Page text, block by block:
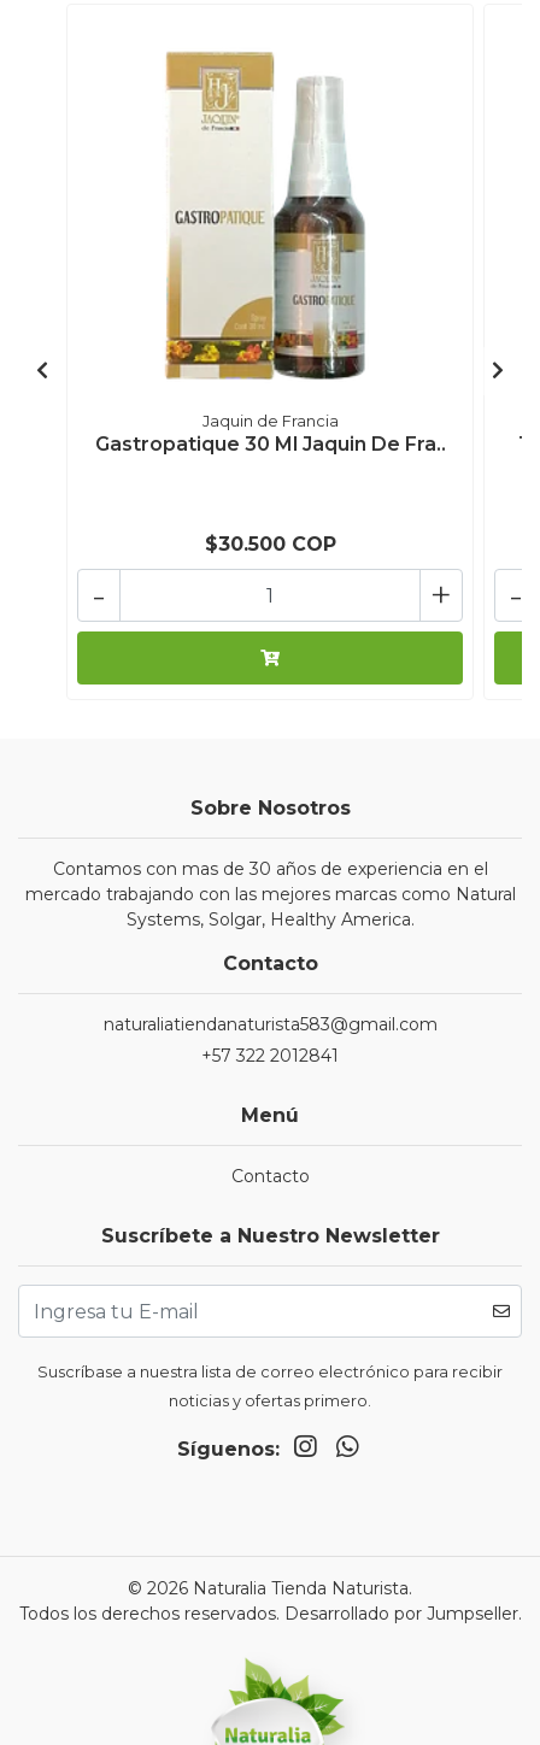
Jaquin de Francia
Gastropatique 30 Ml Jaquin De Fra..
$30.500 COP
+
- -
Sobre Nosotros
Contamos con mas de 30 años de experiencia en el
mercado trabajando con las mejores marcas como Natural
Systems, Solgar, Healthy America.
Contacto
naturaliatiendanaturista583@gmail.com
+57 322 2012841
Menú
Contacto
Suscríbete a Nuestro Newsletter
Suscríbase a nuestra lista de correo electrónico para recibir
noticias y ofertas primero.
Síguenos:
© 2026 Naturalia Tienda Naturista.
Todos los derechos reservados. Desarrollado por Jumpseller.